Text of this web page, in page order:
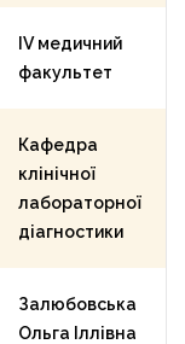
ІV медичний
факультет
Кафедра
клінічної
лабораторної
діагностики
Залюбовська
Ольга Іллівна